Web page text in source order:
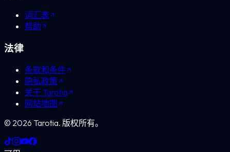
词汇表
帮助
法律
条款和条件
隐私政策
关于 Tarotia
网站地图
© 2026 Tarotia. 版权所有。